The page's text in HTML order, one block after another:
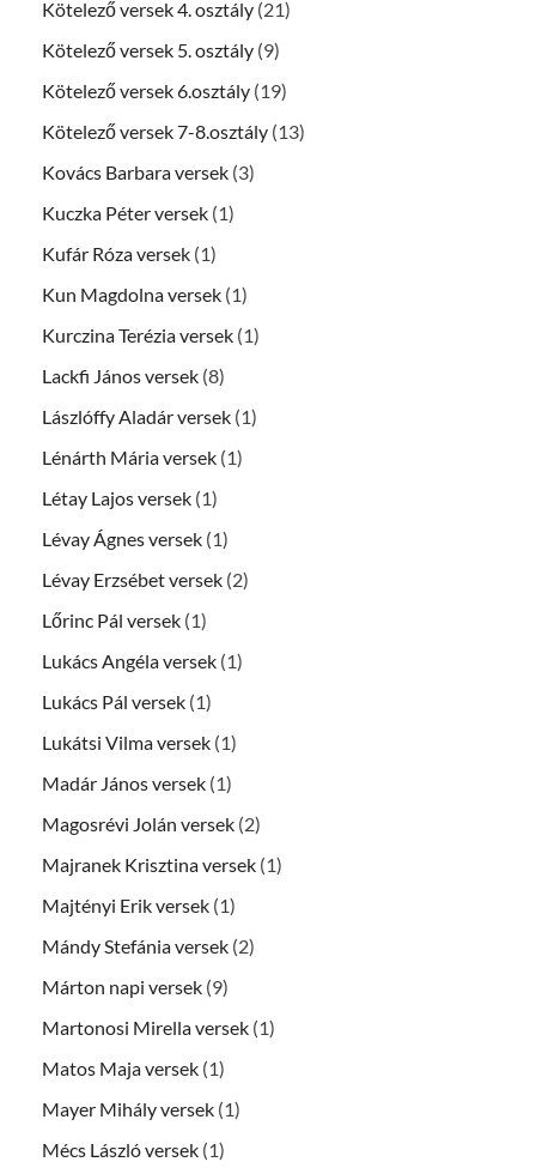
Kötelező versek 4. osztály (21)
Kötelező versek 5. osztály (9)
Kötelező versek 6.osztály (19)
Kötelező versek 7-8.osztály (13)
Kovács Barbara versek (3)
Kuczka Péter versek (1)
Kufár Róza versek (1)
Kun Magdolna versek (1)
Kurczina Terézia versek (1)
Lackfi János versek (8)
Lászlóffy Aladár versek (1)
Lénárth Mária versek (1)
Létay Lajos versek (1)
Lévay Ágnes versek (1)
Lévay Erzsébet versek (2)
Lőrinc Pál versek (1)
Lukács Angéla versek (1)
Lukács Pál versek (1)
Lukátsi Vilma versek (1)
Madár János versek (1)
Magosrévi Jolán versek (2)
Majranek Krisztina versek (1)
Majtényi Erik versek (1)
Mándy Stefánia versek (2)
Márton napi versek (9)
Martonosi Mirella versek (1)
Matos Maja versek (1)
Mayer Mihály versek (1)
Mécs László versek (1)